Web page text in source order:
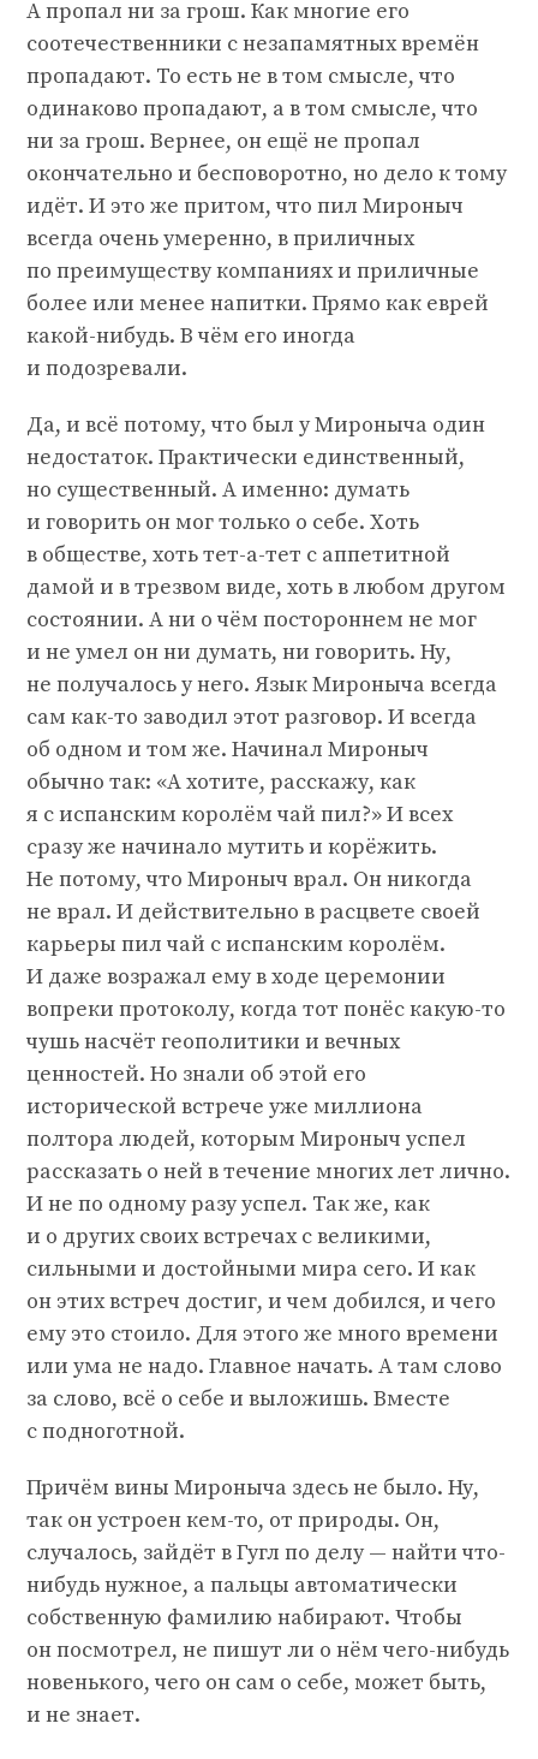
А пропал ни за грош. Как многие его
соотечественники с незапамятных времён
пропадают. То есть не в том смысле, что
одинаково пропадают, а в том смысле, что
ни за грош. Вернее, он ещё не пропал
окончательно и бесповоротно, но дело к тому
идёт. И это же притом, что пил Мироныч
всегда очень умеренно, в приличных
по преимуществу компаниях и приличные
более или менее напитки. Прямо как еврей
какой-нибудь. В чём его иногда
и подозревали.
Да, и всё потому, что был у Мироныча один
недостаток. Практически единственный,
но существенный. А именно: думать
и говорить он мог только о себе. Хоть
в обществе, хоть тет-а-тет с аппетитной
дамой и в трезвом виде, хоть в любом другом
состоянии. А ни о чём постороннем не мог
и не умел он ни думать, ни говорить. Ну,
не получалось у него. Язык Мироныча всегда
сам как-то заводил этот разговор. И всегда
об одном и том же. Начинал Мироныч
обычно так: «А хотите, расскажу, как
я с испанским королём чай пил?» И всех
сразу же начинало мутить и корёжить.
Не потому, что Мироныч врал. Он никогда
не врал. И действительно в расцвете своей
карьеры пил чай с испанским королём.
И даже возражал ему в ходе церемонии
вопреки протоколу, когда тот понёс какую-то
чушь насчёт геополитики и вечных
ценностей. Но знали об этой его
исторической встрече уже миллиона
полтора людей, которым Мироныч успел
рассказать о ней в течение многих лет лично.
И не по одному разу успел. Так же, как
и о других своих встречах с великими,
сильными и достойными мира сего. И как
он этих встреч достиг, и чем добился, и чего
ему это стоило. Для этого же много времени
или ума не надо. Главное начать. А там слово
за слово, всё о себе и выложишь. Вместе
с подноготной.
Причём вины Мироныча здесь не было. Ну,
так он устроен кем-то, от природы. Он,
случалось, зайдёт в Гугл по делу — найти что-
нибудь нужное, а пальцы автоматически
собственную фамилию набирают. Чтобы
он посмотрел, не пишут ли о нём чего-нибудь
новенького, чего он сам о себе, может быть,
и не знает.